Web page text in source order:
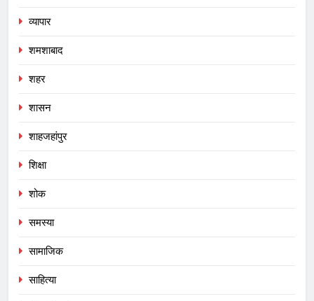
व्यापार
शमशाबाद
शहर
शासन
शाहजहांपुर
शिक्षा
शोक
समस्या
सामाजिक
साहित्या